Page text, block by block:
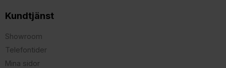
Kundtjänst
Showroom
Telefontider
Mina sidor